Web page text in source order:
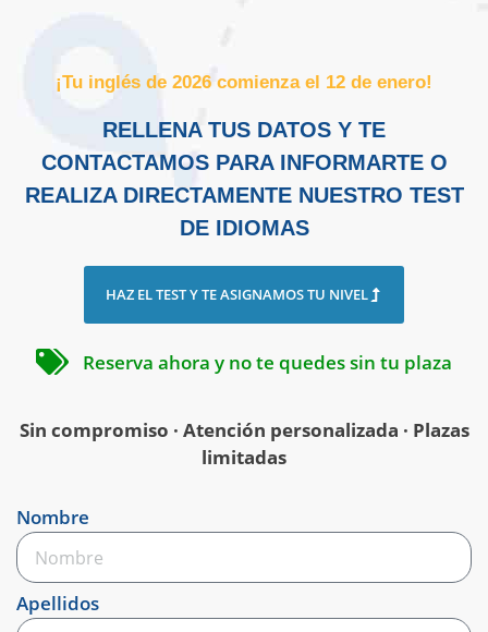
¡Tu inglés de 2026 comienza el 12 de enero!
RELLENA TUS DATOS Y TE
CONTACTAMOS PARA INFORMARTE O
REALIZA DIRECTAMENTE NUESTRO TEST
DE IDIOMAS
HAZ EL TEST Y TE ASIGNAMOS TU NIVEL
Reserva ahora y no te quedes sin tu plaza
Sin compromiso · Atención personalizada · Plazas
limitadas
Nombre
Apellidos